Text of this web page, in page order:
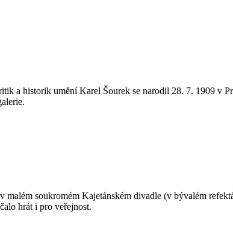
a historik umění Karel Šourek se narodil 28. 7. 1909 v
soukromém Kajetánském divadle (v bývalém
hrát i pro veřejnost.